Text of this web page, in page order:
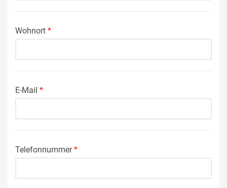
Wohnort *
E-Mail *
Telefonnummer*